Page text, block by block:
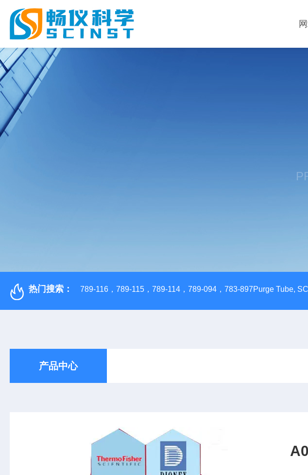
热门搜索： 789-116，789-115，789-114，789-094，783-897Purge Tube,
产品中心